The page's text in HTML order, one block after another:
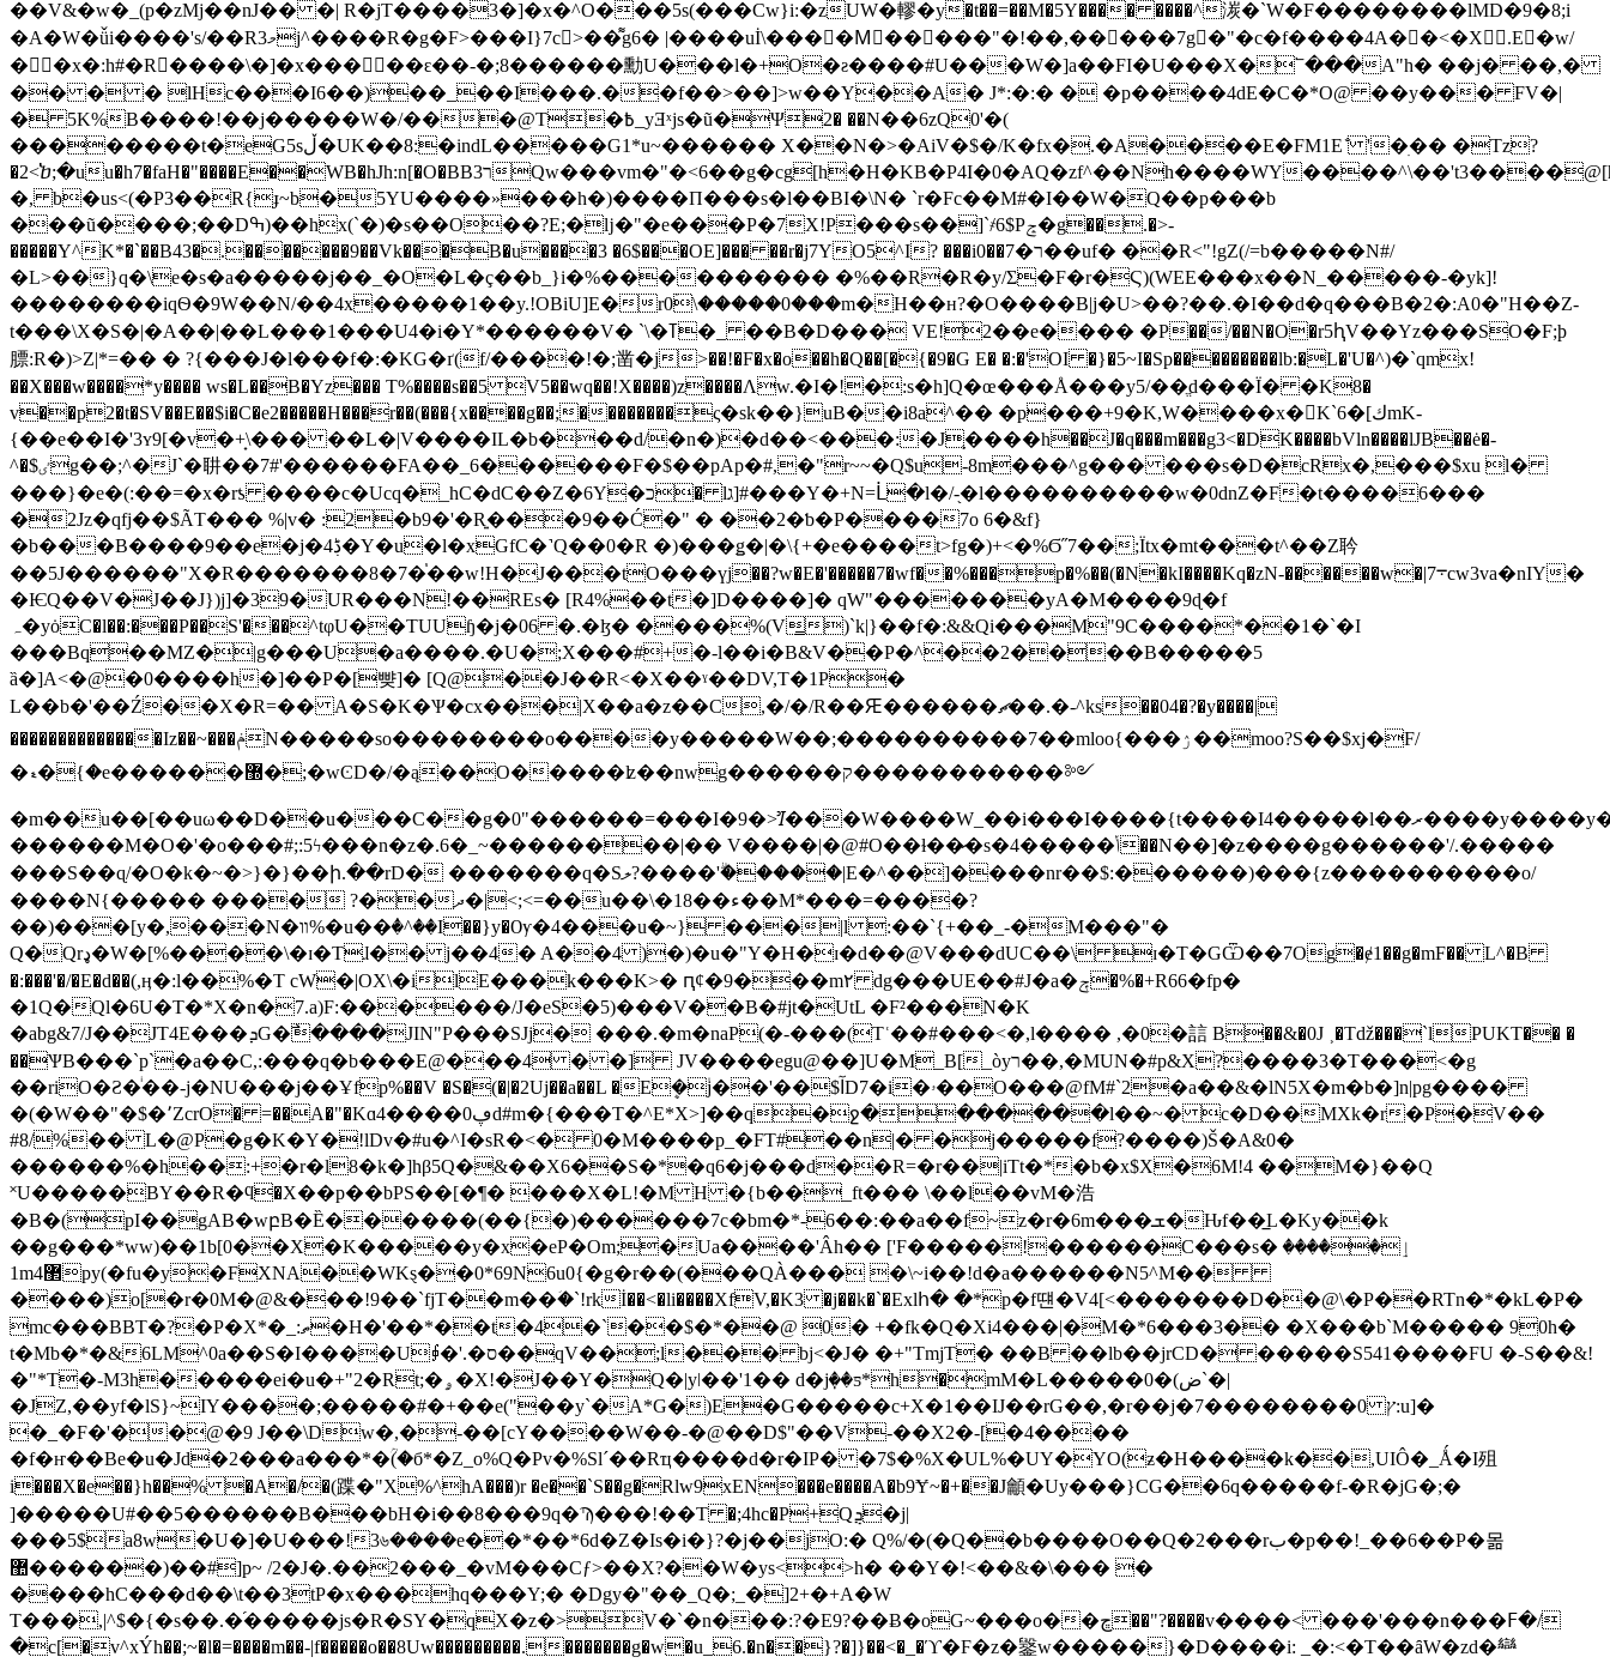
��V&�w�_(p�zMj��nJ�� �| R�jT����3�]�x�^O���5s(���Cw}i:�zUW�轇�y�t��=��M�5Y���� ����^湠�`W�F��������lMD�9�8;i
�A�W�ǚi����'s/��Rމ3j^����R�g�F>���I}7c>��͌g6� |����uİ\����Mٍ�����"�!��,�����7g�"�c�f����4A��<�X.E�w/
��x�:h#�R����\�]�x�����ԑ��-�;8������勳U���l�+O�ƨ����#U���W�]a��FI�U���X�՟���A"h� ��j� ��,�
�� � � lHc���I6��)��_��I���.��f��>��]>w��Y��A� J*:�:� � �p����4dE�C�*O@ ��y��� FV�|
� 5K%B����!��j�����W�/���@T�߿_yƎˣjs�ũ�Ψ2� ��N��6zQ0'�(
��������t�eG5sڵ�UK��8:�indL�����G1*u~������ X��N�>�AiV�$�/K�fx�.�A����E�FM1E ̐ '�ׅ�� �Tz?
�2<ⴆ;�uu�h7�faH�"����E��WB�hJh:n[�O�BBר3Qw���vm�"�<6��g�cg[h�H�KB�P4I�0�AQ�zf^��Nh����WY����^\��'t3����@[h���s�6rze�3��b.�t�J���^���zi"]�'ɟ��'{|
�, b�us<(�P3��R{ɟ~b�5YU����»���h�)����П���s�l��BI�\N� `r�Fc��M#�I��W�Q��p���b
���ũ����;��Dߒ)��hx(`�)�s��O��?E;�ǉ�"�e���P�7X!P���s��]`҂6$Pݘ�g��.�>-
�����Y^K*�`��B43�.�������9��Vk���B�u����3 �6$���OE]��� ��r�j7YO5^I? ���i0��ר�7��uf� ��R<"!gZ(/=b�����N#/
�L>��}q�\e�s�a�����j��_�O�L�ç��b_}i�%���������� �%��R�R�y/Ʃ�F�r�Ϛ)(WEE���x��N_�����-�yk]!
��������iqѲ�9W��N/��4x�����1��y.!OBiU]E�r0ۡ\�����0���m�H��н?�O����B|j�U>��?��.�I��d�q���B�2�:A0�"H��Z-
t���\X�S�|�A��|��L���1���U4�i�Y*������V� `\�ߠ�_ ��B�D��� VE!2��е���� �P��/��N�O�r5ԧV��Yz���SO�F;þ
膘:R�)>Z|*=�� � ?{���J�l���f�:�KG�ґ(f/����!�;凿�j>��!�F�x�o��h�Q��[�{�9�G E� �:�'OI �}�5~I�Sp���������lb:�L�'U�^)�`qmx!
��X���w����*y���� ws�L��B�Yz��� T%����s��5 V5��wq��!X����)z����Λw.�I�!�:s�h]Q�œ���Å���y5/��ֱd���Ї� �K8�
v��p2�t�SV��E��$i�C�e2�����H���r��(���{x����g��;��������ς�sk��}uB��i8a^�� �p���+9�K,W����x�󮞲K`ك]�6mK-
{��e��I�'3ʏ9[�v�+̟\��� ��L�|V����IL�b���d/�n�)�d��<���:�J֛����h��J�q���m���g3<�DK����bVln����lJB��ė�-
^�$ٸg��;^�J`�䎴��7#'������FA��_6������F�$��pAp�#,�"r~~�Q$u-8m���^g��� ���s�D�cRx�,���$xu l�
���}�e�(:��=�x�rƾ ����c�Ucq�_hC�dC��Z�6Y�כ� lג]#���Y�+N=ᒫ�l�/-֖�l����������w�0dnZ�F�t����6���
�2Jz�qfj��$ÃT��� %|v� :2�b9�'�R͍���9��Ć�" � ��2�ƅ�P����7o 6�&f}
�b���B����9��e�j�4ڋ�Y�u�l�xGfC�˺Q��0�R �)���ǥ�|�\{+�e����t>fg�)+<�%Ϭ˝7��;Ϊtx�mt���t^��Z耹
��5J������"X�R�������8�7�֓��w!H�J���tO���үj��?w�E�'�����7�wf��%���p�%��(�N�kI����Kq�zN-������w�|܋7cw3va�nIY�
�ѤQ��V�J��J})j]�39�UR���N!��REs� [R4%��t�]D����]� qW"�������yA�M����9ɖ�f
ہ�yȯC�l��:���P��S'���^tφU��TUUɧ�j�06 �.�ɮ� ����%(V̳)`k|}��f�:&&Qi���M"9C����*��1�`�I
���Bq��MZ�|g���U�a����.�U�;X���#+�-l��i�B&V��P�^��2����B�����5
ȁ�]A<�@�0����h�]��P�[뺮]� [Q@��J��R<�X��ˠ��DV,T�1P�
L��b�'��Ź��X�R=�� A�S�K�Ѱ�cx���|X��a�z��C,�/�/R��Ԙ������ޗ��.�-^ks��04�?�y����|
��������������Iz��~���ݥN�����so��������o����y�����W��;����������7��mloo{���ۯ��moo?S��$xj�F/
�ޑ�ۛ{�e������޽�;�wϾD�/�ą��O�����ʫ��nwg������ק�����������༻
�m��u��[��uω��D��u���C��g�0"������=���I�9�>Ꞽ���W����W_��i���I����{t����I4�����l��ރ����y����y�k����'/
������M�O�'�o���#;:5ϟ���n�z�.6�_~��������|�� V����|�@#O��ɫ��̷�s�4�����ݳ��N��]�z����g������'/.�����
���S��ɋ/�O�k�~�>}�}��ի.��rD� �������q�Sލ?����'ۗ�����|E�^��]����nr��$:������)���{z����������o/
����N{����� ���� ?��ދ�|<;<=��u��\�18��ء��M*���=����?
��)���[y�,���N�װ%�u��ٝ�^��I��}y�Ѹ�4���u�~} ���|l :��`{+��_-�M���"�
Q�Qrډ�W�[%����\�ɪ�Tɺ�� j��4� A��4 )�)�u�"Y�H�ɪ�d��@V���dUC��\ ɪ�T�GѾ��7Og�ɇ1��g�mF�� L^�B
�:���'�/�E�d��(,ӊ�:l��%�T cW�|OX\�ilE���k���K>� ԥ¢�9���m۲ dg���UE��#J�a�ݼ�%�+R66�fp�
�1Q�Ql�6U�T�*X�n�7.a)F:������/J�eS�5)���V��B�#jt�UtL �F²���N�K
�abg&7/J��JT4E���ܕG�߯����JIN"P���SJj� ���.�m�naP(�-���(Tʿ��#���<�,l���� ,�0�誩 B��&�0J ˲�Tǆ���`lPUKT�� �
��ѰB���`p`�a��C,:���q�b���E@���4 � �] JV����egu@��]U�M_B[_òyר��,�MUN�#p&X?����3�T���<�g
��riO�Ƨ�ͥ��-j�NU���j��Ұfp%��V �S�(�|�2Uj��a��L �Eܷ�۠j��'��$آD7�i�ۥ��O���@fM#`2�a��&�lN5X�m�b�]n|pg����
�(�W��"�$�٬ZcrO� =��A�"�Kɑڥ0����4d#m�{���T�^E*X>]��q�ջ�������l��~� c�D��MXk�r�P�V��
#8/%�� L�@P�g�K�Y�!lDv�#u�^I�sR�<� 0�M����p_�FT#��n|� �j�����f?����)Š�A&0�
������%�h��:+�r�l8�k�]hβ5Q�&��X6��S�*�q6�j���d��R=�r��|iTt�*�b�x$X�6M!4 ��M�}��Q
˟U�����BY��R�ϥ�Χ��p��bPS��[�¶� ���X�L!�M H �{b��_ft��� \��l��vM�浩
�B�(pI��gAB�wբB�Ȅ������(��{�)������7c�bm�*-6��:��a��f~z�r�6m���ܫ�Ԋf��̲L�Ky��k
��g���*ww)��1b[0��X�K�����y�x�eP�Om;�Ua����'Âh�� ['F�����!������C���s� ٳ�����
1m޲4py(�fu�y�FXNA��WKȿ��0*69N6u0{�g�r��(���QÀ��� �\~i��!d�a������N5^M��
����)o[�r�0M�@&���!9��`fjT��m��ؘ�`!rkİ��<�li����XfV,�K3 �j��k�`�Exlհ� �*p�f떈�V4[<�������D��@\�P��RTn�*�kL�P�
mc���BBT�?�P�X*�_:ތ�H�'��*��t�4�`��$�*��@ 0� +�fk�Q�Xi4���|�M�*6���3�� �X���b`M����� 90h�
t�Mb�*�&6LM^0a��S�I����U⨖�'.�ס��qV��;l��� bj<�J� �+"TmjT� ��B ��lb��jrCD� �����S541����FU �-S��&!
�"*T�-M3h�����ei�u�+"2�Rt;�ۄ�X!�J��Y�Q�|yǀ��'1�� d�jٜ��ƽ*h�݂mM�L�����ض)�0`�|
�JZ,��yf�lS}~IY����;�����#�+��e("��y`�A*G�)E�G�����c+X�1��IJ��rG��,�r��j�7��������0 ץ:u]�
�_�F�'��@�9 J��\Dw�,�-��[cY����W��-�@��D$"��V-��X2�-[�4����
�f�ҥ��Be�u�Jd�2���a���*�ؒ(�б*�Z_о%Q�Pv�%Slˊ��Rҵ����d�r�IP� �7$�%X�UL%�UY�YO(ƶ�H����k��,UIÔ�_Ǻ�I殂
i���X�e��}h��% �A�/�(蹀�"X%^hA���)r �e��`S��g�Rlw9xEN���e����A�b9Ɏ~�+��J龥� Uy���}CG��6q�����f-�R�jG�;�
]�����U#��5������B���bH�i��8���9q�Ϡ���!��T �;4hc�P+Qܯ�j|
���5$a8w�U�]�U���!3৬����e��*��*6d�Z�Is�i�}?�j��jO:� Q%/�(�Q��b����O��Q�2���rب�p��!_��6��P�몲
޺������)��#]p~ /2�J�.��2���_�vM���Cƒ>��X?��W�ys<>h� ��Y�!<��&�\��� �
����hC���d��\t��3tP�x���hq���Y;� �Dgy�"��_Q�;_�]2+�+A�W
T���,|^$�{�s��.�֜�����js�R�SY�qX�z�>V�`�n���:?�E9?��Ƀ�oG~���o��ڇ��"?����v����< ���'���n���ꓝ�/
�c[�v^xÝh��;~�l�=����m��-|f�����o��8Uw���������.�������g�w�u_6.�n��}?�]}��<�_�ϓ�Ϝ�z�䥣w�����}�D����i: _�:<�T��ȃW�zd�龻